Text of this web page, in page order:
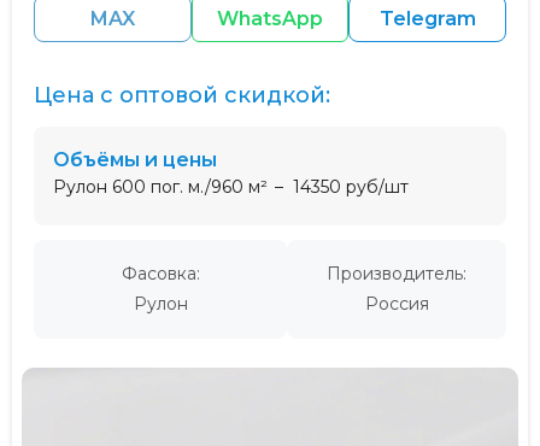
MAX WhatsApp Telegram
Фасовка:
Рулон
Производитель:
Россия
Цена с оптовой скидкой:
Объёмы и цены
Рулон 600 пог. м./960 м² 14350 руб/шт